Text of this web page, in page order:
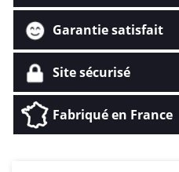
Garantie satisfait
Site sécurisé
Fabriqué en France